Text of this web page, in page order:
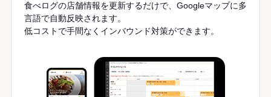
食べログの店舗情報を更新するだけで、Googleマップに多
言語で自動反映されます。
低コストで手間なくインバウンド対策ができます。